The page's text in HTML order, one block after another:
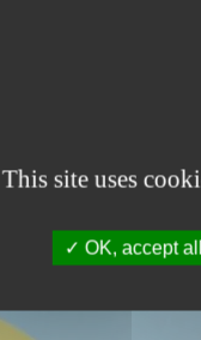
This site uses
OK, accept all